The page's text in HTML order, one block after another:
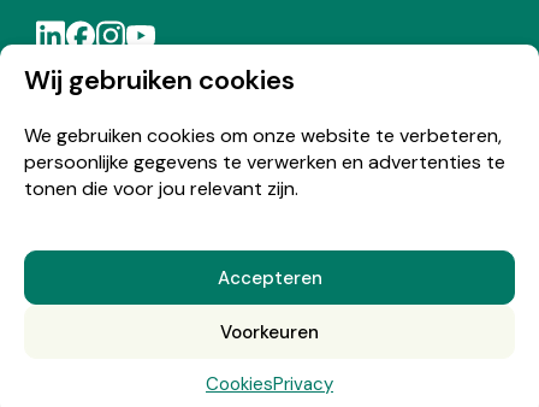
Wij gebruiken cookies
We gebruiken cookies om onze website te verbeteren,
persoonlijke gegevens te verwerken en advertenties te
tonen die voor jou relevant zijn.
Accepteren
Voorkeuren
CookiesPrivacy
Meld je aan voor de Prins nieuwsbrief
© Copyright 2026 Prins